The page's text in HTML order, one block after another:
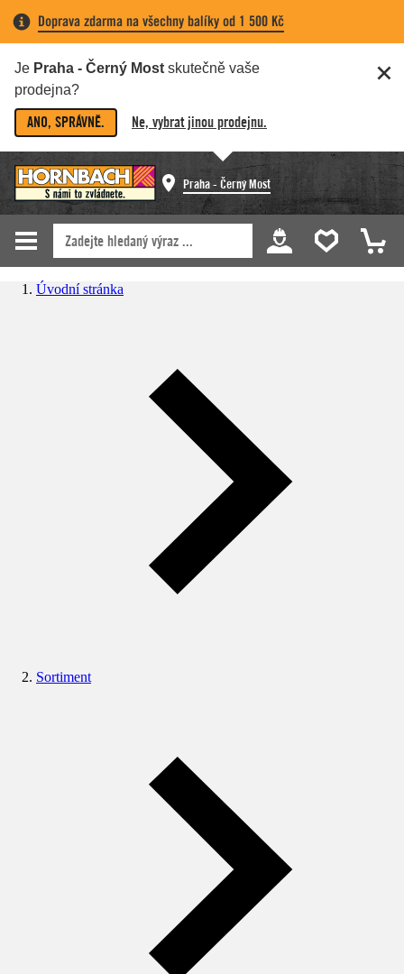
Doprava zdarma na všechny balíky od 1 500 Kč
Je Praha - Černý Most skutečně vaše
prodejna?
ANO, SPRÁVNĚ. Ne, vybrat jinou prodejnu.
Praha - Černý Most
Úvodní stránka
Sortiment